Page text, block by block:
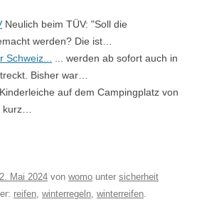
Neulich beim TÜV: "Soll die
werden? Die ist…
... werden ab sofort auch in
Bisher war…
auf dem Campingplatz von
2. Mai 2024 von womo unter sicherheit
reifen winterregeln winterreifen